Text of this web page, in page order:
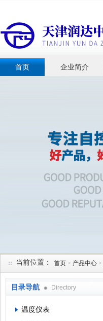
首页 企业简介
当前位置： 首页 > 产品中心 >
目录导航 Directory
温度仪表